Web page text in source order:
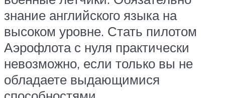
знание английского языка на
высоком уровне. Стать пилотом
Аэрофлота с нуля практически
невозможно, если только вы не
обладаете выдающимися